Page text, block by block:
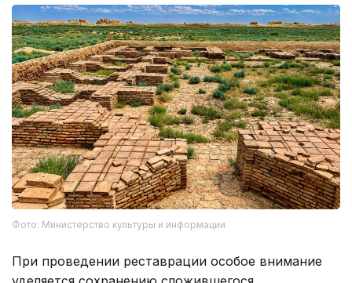
Фото: Министерство культуры и информации
При проведении реставрации особое внимание